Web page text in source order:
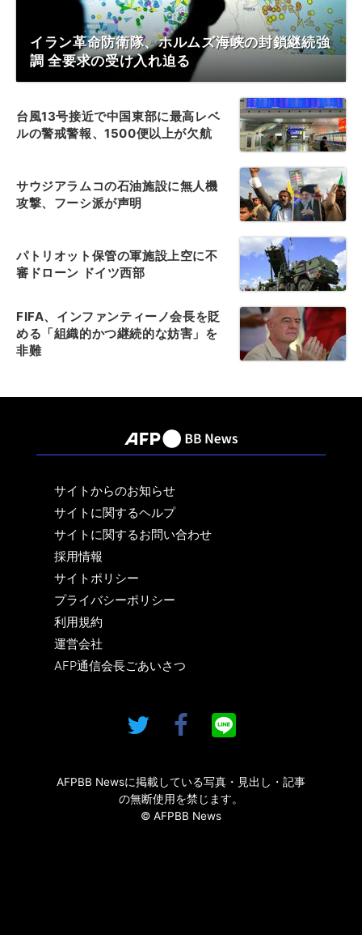
イラン革命防衛隊、ホルムズ海峡の封鎖継続強
調 全要求の受け入れ迫る
台風13号接近で中国東部に最高レベ
ルの警戒警報、1500便以上が欠航
サウジアラムコの石油施設に無人機
攻撃、フーシ派が声明
パトリオット保管の軍施設上空に不
審ドローン ドイツ西部
FIFA、インファンティーノ会長を貶
める「組織的かつ継続的な妨害」を
非難
サイトからのお知らせ
サイトに関するヘルプ
サイトに関するお問い合わせ
採用情報
サイトポリシー
プライバシーポリシー
利用規約
運営会社
AFP通信会長ごあいさつ
AFPBB Newsに掲載している写真・見出し・記事
の無断使用を禁じます。
© AFPBB News